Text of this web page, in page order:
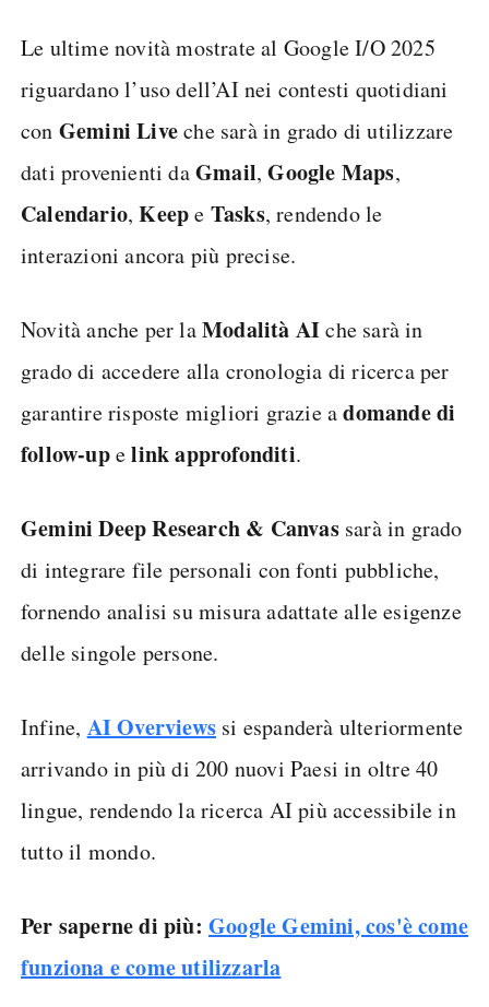
Le ultime novità mostrate al Google I/O 2025
riguardano l’uso dell’AI nei contesti quotidiani
con Gemini Liveche sarà in grado di utilizzare
dati provenienti daGmail,Google Maps,
Calendario,Keepe Tasks, rendendo le
interazioni ancora più precise.
Novità anche per laModalità AIche sarà in
grado di accedere alla cronologia di ricerca per
garantire risposte migliori grazie adomande di
follow-upelink approfonditi.
Gemini Deep Research & Canvassarà in grado
di integrare file personali con fonti pubbliche,
fornendo analisi su misura adattate alle esigenze
delle singole persone.
Infine, AI Overviews si espanderà ulteriormente
arrivando in più di 200 nuovi Paesi in oltre 40
lingue, rendendo la ricerca AI più accessibile in
tutto il mondo.
Per saperne di più: Google Gemini, cos'è come
funziona e come utilizzarla